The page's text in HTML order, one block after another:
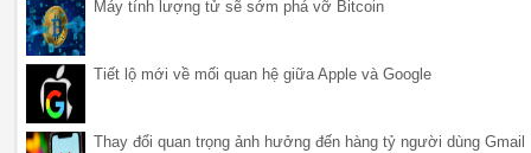
Máy tính lượng tử sẽ sớm phá vỡ Bitcoin
Tiết lộ mới về mối quan hệ giữa Apple và Google
Thay đổi quan trọng ảnh hưởng đến hàng tỷ người dùng Gmail